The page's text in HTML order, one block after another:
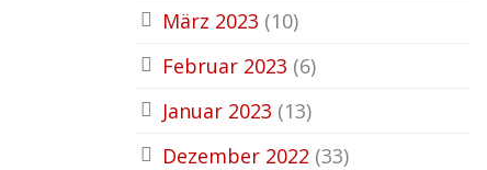
März 2023 (10)
Februar 2023 (6)
Januar 2023 (13)
Dezember 2022 (33)